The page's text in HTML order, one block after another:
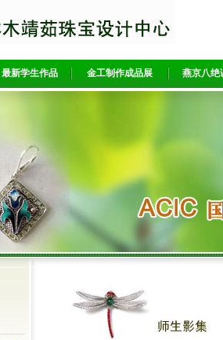
最新学生作品 金工制作成品展 燕京八绝